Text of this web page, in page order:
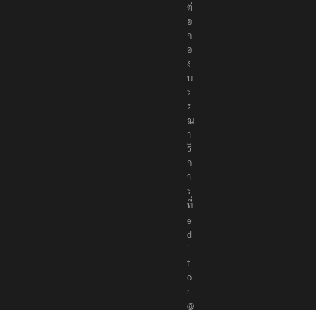
ต่
อ
ก
อ
ง
บ
ร
ร
ณ
า
ธิ
ก
า
ร
ที่
e
d
i
t
o
r
@